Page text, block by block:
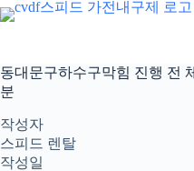
본
문
로
건
너
뛰
기
동대문구하수구막힘 진행 전
분
작성자
스피드 렌탈
작성일